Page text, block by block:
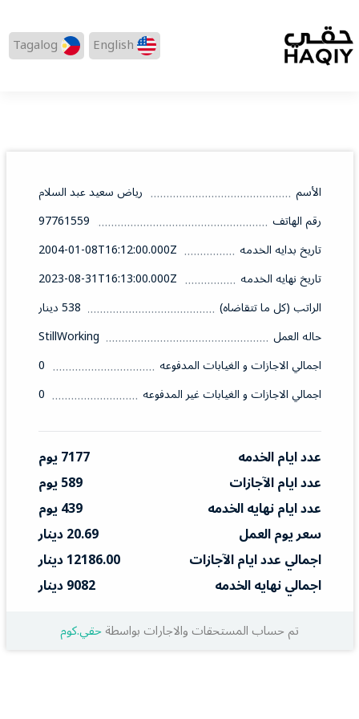
English
Tagalog
الأسم
رياض سعيد عبد السلام
رقم الهاتف
97761559
تاريخ بدايه الخدمه
2004-01-08T16:12:00.000Z
تاريخ نهايه الخدمه
2023-08-31T16:13:00.000Z
الراتب (كل ما تتقاضاه)
538 دينار
حاله العمل
StillWorking
اجمالي الاجازات و الغيابات المدفوعه
0
اجمالي الاجازات و الغيابات غير المدفوعه
0
عدد ايام الخدمه
7177 يوم
عدد ايام الآجازات
589 يوم
عدد ايام نهايه الخدمه
439 يوم
سعر يوم العمل
20.69 دينار
اجمالي عدد ايام الآجازات
12186.00 دينار
اجمالي نهايه الخدمه
9082 دينار
تم حساب المستحقات والاجارات بواسطةحقي.كوم